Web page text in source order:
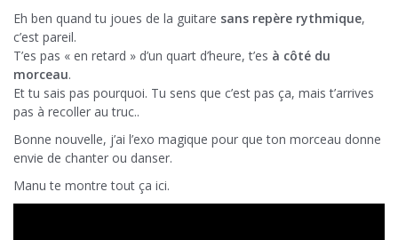
Eh ben quand tu joues de la guitare sans repère rythmique,
c’est pareil.
T’es pas « en retard » d’un quart d’heure, t’es à côté du
morceau.
Et tu sais pas pourquoi. Tu sens que c’est pas ça, mais t’arrives
pas à recoller au truc..
Bonne nouvelle, j’ai l’exo magique pour que ton morceau donne
envie de chanter ou danser.
Manu te montre tout ça ici.